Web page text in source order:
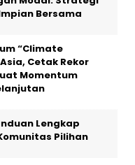
Bersama
“Climate
Cetak Rekor
Momentum
Lengkap
Pilihan